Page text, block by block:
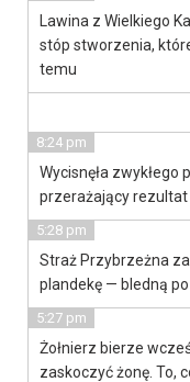
Lawina z Wielkiego
stóp stworzenia,
temu
8:24 pm
Wycisnęła zwykłego
przerażający rezultat
5:28 pm
Straż Przybrzeżna
plandekę — bledną
5:27 pm
Żołnierz bierze
zaskoczyć żonę. To,